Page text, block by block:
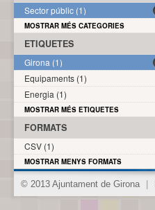
Sector públic (1)
MOSTRAR MÉS CATEGORIES
ETIQUETES
Girona (1)
Equipaments (1)
Energia (1)
MOSTRAR MÉS ETIQUETES
FORMATS
CSV (1)
MOSTRAR MENYS FORMATS
© 2013 Ajuntament de Girona